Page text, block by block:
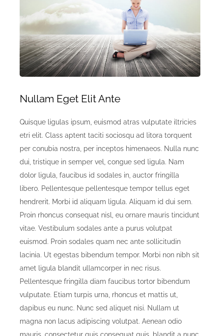
Nullam Eget Elit Ante
Quisque ligulas ipsum, euismod atras vulputate iltricies
etri elit. Class aptent taciti sociosqu ad litora torquent
per conubia nostra, per inceptos himenaeos. Nulla nunc
dui, tristique in semper vel, congue sed ligula. Nam
dolor ligula, faucibus id sodales in, auctor fringilla
libero. Pellentesque pellentesque tempor tellus eget
hendrerit. Morbi id aliquam ligula. Aliquam id dui sem.
Proin rhoncus consequat nisl, eu ornare mauris tincidunt
vitae. Vestibulum sodales ante a purus volutpat
euismod. Proin sodales quam nec ante sollicitudin
lacinia. Ut egestas bibendum tempor. Morbi non nibh sit
amet ligula blandit ullamcorper in nec risus.
Pellentesque fringilla diam faucibus tortor bibendum
vulputate. Etiam turpis urna, rhoncus et mattis ut,
dapibus eu nunc. Nunc sed aliquet nisi. Nullam ut
magna non lacus adipiscing volutpat. Aenean odio
mauris, consectetur quis consequat quis, blandit a nunc.